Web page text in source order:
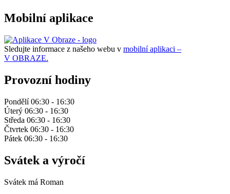
Mobilní aplikace
Sledujte informace z našeho webu v mobilní aplikaci –
V OBRAZE.
Provozní hodiny
Pondělí 06:30 - 16:30
Úterý 06:30 - 16:30
Středa 06:30 - 16:30
Čtvrtek 06:30 - 16:30
Pátek 06:30 - 16:30
Svátek a výročí
Svátek má Roman